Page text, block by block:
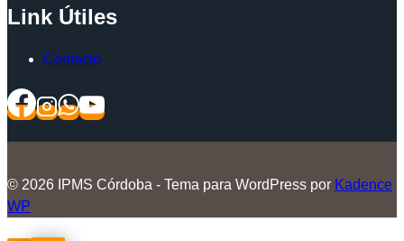
Link Útiles
Contacto
© 2026 IPMS Córdoba - Tema para WordPress por Kadence
WP